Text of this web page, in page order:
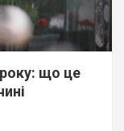
що це